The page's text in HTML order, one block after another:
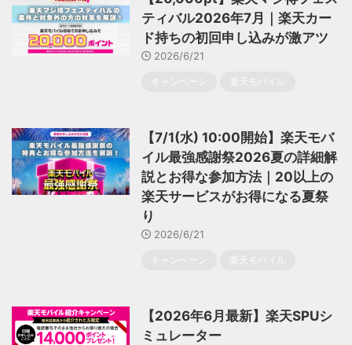
ティバル2026年7月｜楽天カー
ド持ちの初回申し込みが激アツ
2026/6/21
キャンペーン 楽天モバイル
【7/1(水) 10:00開始】楽天モバ
イル最強感謝祭2026夏の詳細解
説とお得な参加方法｜20以上の
楽天サービスがお得になる夏祭
り
2026/6/21
キャンペーン 楽天モバイル
【2026年6月最新】楽天SPUシ
ミュレーター